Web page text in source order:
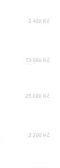
2 400 Kč
13 500 Kč
25 000 Kč
2 200 Kč